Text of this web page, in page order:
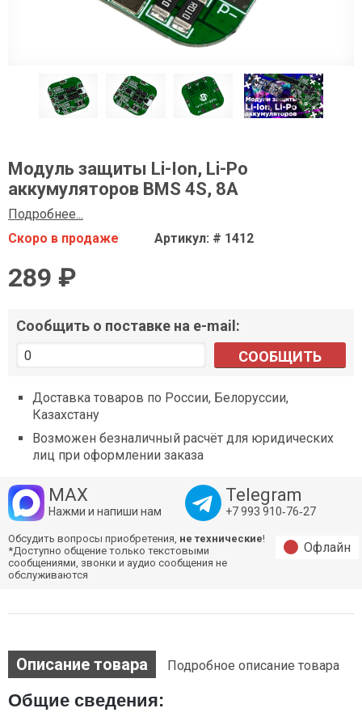
Модуль защиты Li-Ion, Li-Po
аккумуляторов BMS 4S, 8A
Подробнее...
Скоро в продаже
Артикул: # 1412
289 ₽
Сообщить о поставке на e-mail:
СООБЩИТЬ
Доставка товаров по России, Белоруссии,
Казахстану
Возможен безналичный расчёт для юридических
лиц при оформлении заказа
MAX
Нажми и напиши нам
Telegram
+7 993 910‑76‑27
Обсудить вопросы приобретения, не технические!
*Доступно общение только текстовыми
сообщениями, звонки и аудио сообщения не
обслуживаются
Офлайн
Описание товара Подробное описание товара
Общие сведения: